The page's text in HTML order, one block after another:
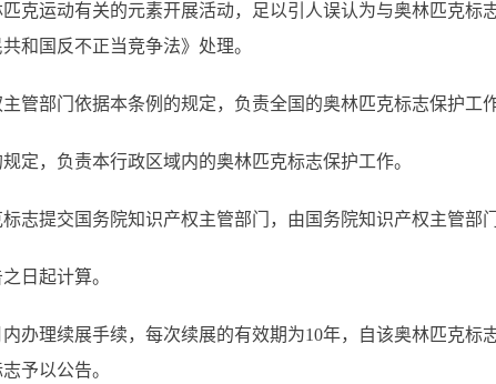
克运动有关的元素开展活动，足以引人误认为与奥林匹克标
和国反不正当竞争法》处理。
管部门依据本条例的规定，负责全国的奥林匹克标志保护工作
定，负责本行政区域内的奥林匹克标志保护工作。
志提交国务院知识产权主管部门，由国务院知识产权主管部门
日起计算。
办理续展手续，每次续展的有效期为10年，自该奥林匹克标
予以公告。